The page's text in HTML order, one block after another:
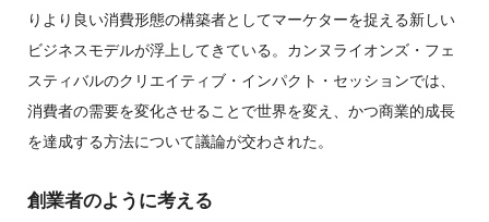
りより良い消費形態の構築者としてマーケターを捉える新しい
ビジネスモデルが浮上してきている。カンヌライオンズ・フェ
スティバルのクリエイティブ・インパクト・セッションでは、
消費者の需要を変化させることで世界を変え、かつ商業的成長
を達成する方法について議論が交わされた。
創業者のように考える